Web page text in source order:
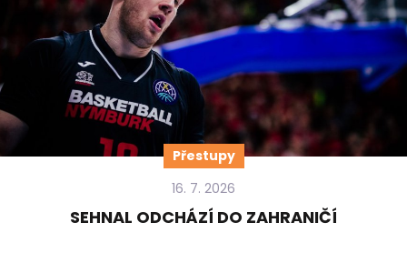
Přestupy
16. 7. 2026
SEHNAL ODCHÁZÍ DO ZAHRANIČÍ